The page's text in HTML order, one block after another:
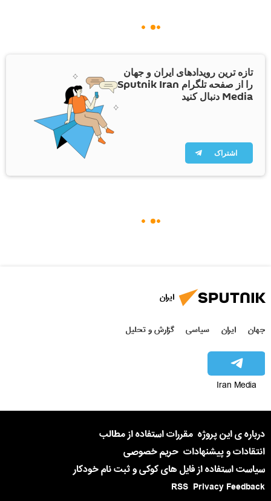
تازه ترین رویدادهای ایران و جهان
را از صفحه تلگرام Sputnik Iran
Media دنبال کنید
اشتراک
ایران
جهان ایران سیاسی گزارش و تحلیل
Iran Media
درباره ی این پروژه مقررات استفاده از مطالب
انتقادات و پیشنهادات حریم خصوصی
سیاست استفاده از فایل های کوکی و ثبت نام خودکار
Privacy Feedback
RSS